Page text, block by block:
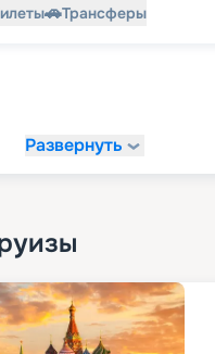
🚗Трансферы
Развернуть